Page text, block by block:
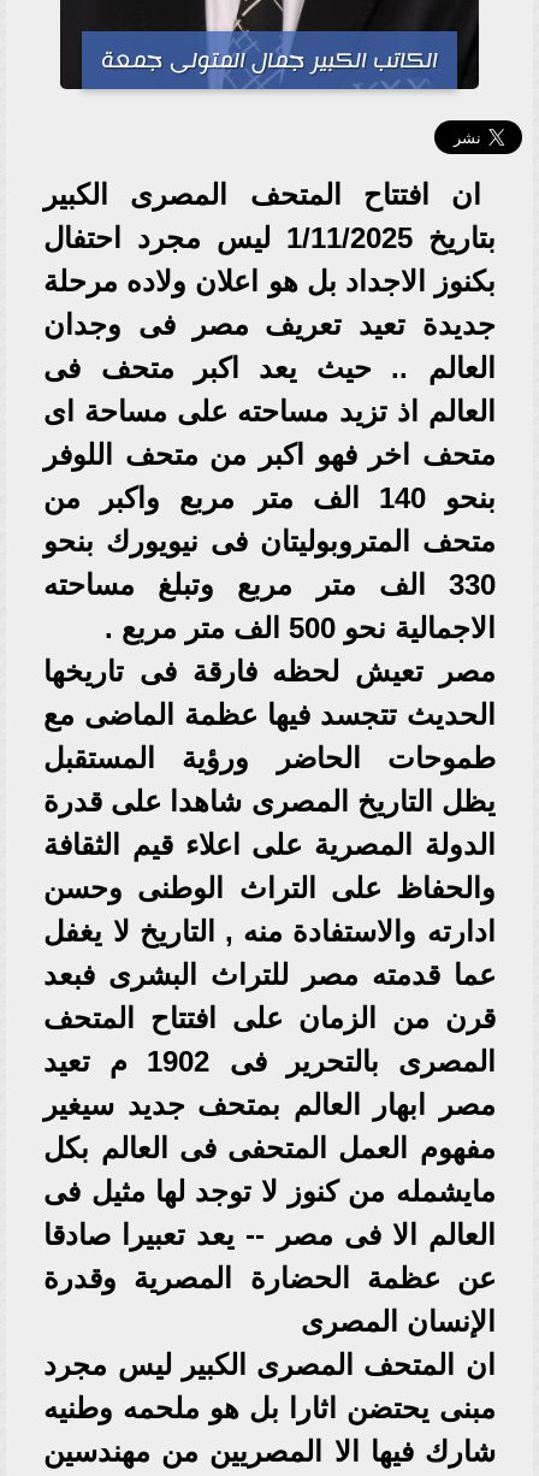
الكاتب الكبير جمال المتولى جمعة
ان افتتاح المتحف المصرى الكبير
بتاريخ 1/11/2025 ليس مجرد احتفال
بكنوز الاجداد بل هو اعلان ولاده مرحلة
جديدة تعيد تعريف مصر فى وجدان
العالم .. حيث يعد اكبر متحف فى
العالم اذ تزيد مساحته على مساحة اى
متحف اخر فهو اكبر من متحف اللوفر
بنحو 140 الف متر مربع واكبر من
متحف المتروبوليتان فى نيويورك بنحو
330 الف متر مربع وتبلغ مساحته
الاجمالية نحو 500 الف متر مربع .
مصر تعيش لحظه فارقة فى تاريخها
الحديث تتجسد فيها عظمة الماضى مع
طموحات الحاضر ورؤية المستقبل
يظل التاريخ المصرى شاهدا على قدرة
الدولة المصرية على اعلاء قيم الثقافة
والحفاظ على التراث الوطنى وحسن
ادارته والاستفادة منه , التاريخ لا يغفل
عما قدمته مصر للتراث البشرى فبعد
قرن من الزمان على افتتاح المتحف
المصرى بالتحرير فى 1902 م تعيد
مصر ابهار العالم بمتحف جديد سيغير
مفهوم العمل المتحفى فى العالم بكل
مايشمله من كنوز لا توجد لها مثيل فى
العالم الا فى مصر -- يعد تعبيرا صادقا
عن عظمة الحضارة المصرية وقدرة
الإنسان المصرى
ان المتحف المصرى الكبير ليس مجرد
مبنى يحتضن اثارا بل هو ملحمه وطنيه
شارك فيها الا المصريين من مهندسين